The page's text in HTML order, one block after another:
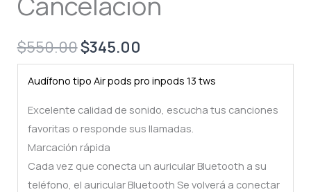
$550.00Original
price
was:
$550.00.
$345.00
price
is:
$345.00.
Audífono tipo Air pods pro inpods 13 tws
Excelente calidad de sonido, escucha tus canciones
favoritas o responde sus llamadas.
Marcación rápida
Cada vez que conecta un auricular Bluetooth a su
teléfono, el auricular Bluetooth Se volverá a conectar